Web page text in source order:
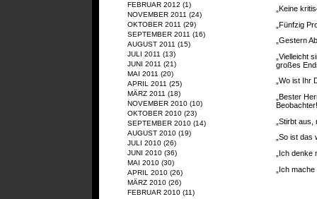
FEBRUAR 2012 (1)
NOVEMBER 2011 (24)
OKTOBER 2011 (29)
SEPTEMBER 2011 (16)
AUGUST 2011 (15)
JULI 2011 (13)
JUNI 2011 (21)
MAI 2011 (20)
APRIL 2011 (25)
MÄRZ 2011 (18)
NOVEMBER 2010 (10)
OKTOBER 2010 (23)
SEPTEMBER 2010 (14)
AUGUST 2010 (19)
JULI 2010 (26)
JUNI 2010 (36)
MAI 2010 (30)
APRIL 2010 (26)
MÄRZ 2010 (26)
FEBRUAR 2010 (11)
„Keine
„Fünfzig
„Gestern
„Vielleicht
großes
„Wo ist Ihr
„Bester
„Stirbt
„So ist das
„Ich denke
„Ich mache